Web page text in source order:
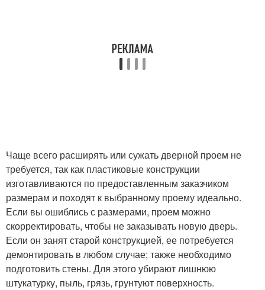
Чаще всего расширять или сужать дверной проем не
требуется, так как пластиковые конструкции
изготавливаются по предоставленным заказчиком
размерам и походят к выбранному проему идеально.
Если вы ошиблись с размерами, проем можно
скорректировать, чтобы не заказывать новую дверь.
Если он занят старой конструкцией, ее потребуется
демонтировать в любом случае; также необходимо
подготовить стены. Для этого убирают лишнюю
штукатурку, пыль, грязь, грунтуют поверхность.